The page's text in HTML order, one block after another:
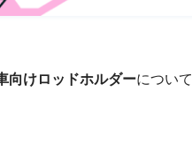
向けロッドホルダーについ